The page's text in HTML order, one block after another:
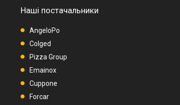
Наші постачальники
AngeloPo
Colged
Pizza Group
Emainox
Cuppone
Forcar